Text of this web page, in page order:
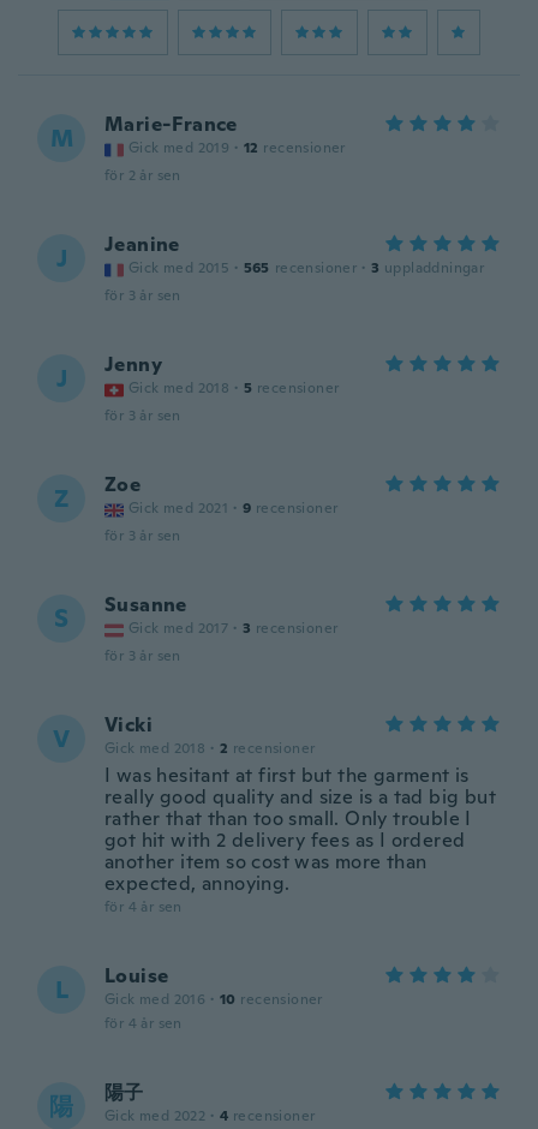
M Marie-France
Gick med 2019 · 12 recensioner
för 2 år sen
J Jeanine
Gick med 2015 · 565 recensioner · 3 uppladdningar
för 3 år sen
J Jenny
Gick med 2018 · 5 recensioner
för 3 år sen
Z Zoe
Gick med 2021 · 9 recensioner
för 3 år sen
S Susanne
Gick med 2017 · 3 recensioner
för 3 år sen
V Vicki
Gick med 2018 · 2 recensioner
I was hesitant at first but the garment is
really good quality and size is a tad big but
rather that than too small. Only trouble I
got hit with 2 delivery fees as I ordered
another item so cost was more than
expected, annoying.
för 4 år sen
L Louise
Gick med 2016 · 10 recensioner
för 4 år sen
陽 陽子
Gick med 2022 · 4 recensioner